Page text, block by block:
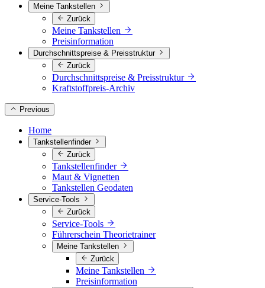
Meine Tankstellen
Zurück
Meine Tankstellen
Preisinformation
Durchschnittspreise & Preisstruktur
Zurück
Durchschnittspreise & Preisstruktur
Kraftstoffpreis-Archiv
Previous
Home
Tankstellenfinder
Zurück
Tankstellenfinder
Maut & Vignetten
Tankstellen Geodaten
Service-Tools
Zurück
Service-Tools
Führerschein Theorietrainer
Meine Tankstellen
Zurück
Meine Tankstellen
Preisinformation